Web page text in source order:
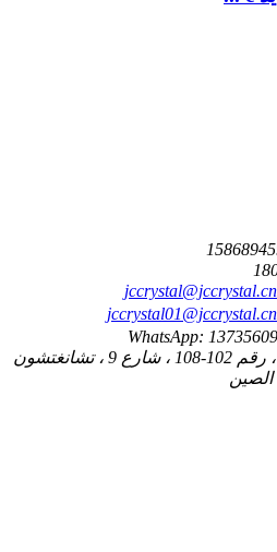
jccrystal@jccrystal.cn
jccrystal01@jccrystal.cn
الطوفان الثاني ، رقم 102-108 ، شارع 9 ، تشانغتشون
الصين